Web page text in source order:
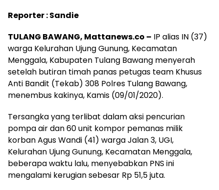
Reporter : Sandie
TULANG BAWANG, Mattanews.co – IP alias IN (37)
warga Kelurahan Ujung Gunung, Kecamatan
Menggala, Kabupaten Tulang Bawang menyerah
setelah butiran timah panas petugas team Khusus
Anti Bandit (Tekab) 308 Polres Tulang Bawang,
menembus kakinya, Kamis (09/01/2020).
Tersangka yang terlibat dalam aksi pencurian
pompa air dan 60 unit kompor pemanas milik
korban Agus Wandi (41) warga Jalan 3, UGI,
Kelurahan Ujung Gunung, Kecamatan Menggala,
beberapa waktu lalu, menyebabkan PNS ini
mengalami kerugian sebesar Rp 51,5 juta.